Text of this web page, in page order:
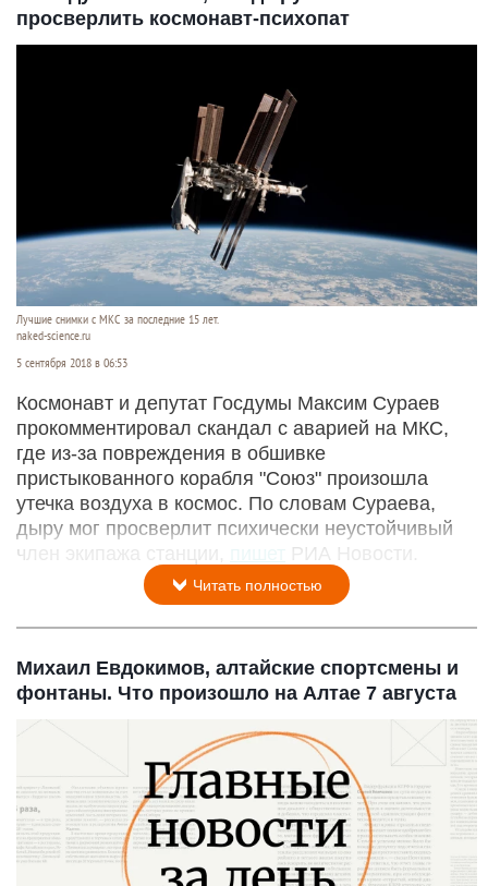
просверлить космонавт-психопат
Лучшие снимки с МКС за последние 15 лет.
naked-science.ru
5 сентября 2018 в 06:53
Космонавт и депутат Госдумы Максим Сураев
прокомментировал скандал с аварией на МКС,
где из-за повреждения в обшивке
пристыкованного корабля "Союз" произошла
утечка воздуха в космос. По словам Сураева,
дыру мог просверлит психически неустойчивый
член экипажа станции,
РИА Новости.
Читать полностью
Михаил Евдокимов, алтайские спортсмены и
фонтаны. Что произошло на Алтае 7 августа